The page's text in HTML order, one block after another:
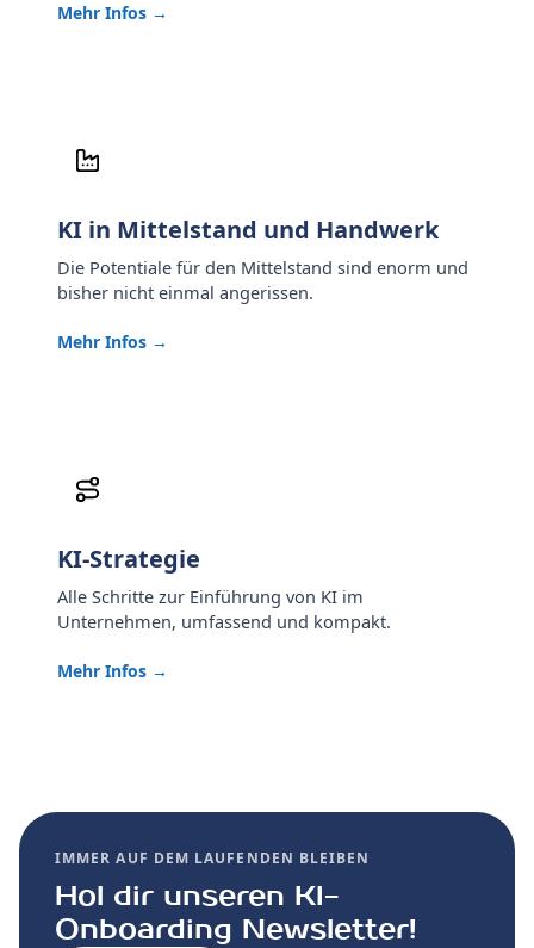
Mehr Infos →
KI in Mittelstand und Handwerk
Die Potentiale für den Mittelstand sind enorm und
bisher nicht einmal angerissen.
Mehr Infos →
KI-Strategie
Alle Schritte zur Einführung von KI im
Unternehmen, umfassend und kompakt.
Mehr Infos →
IMMER AUF DEM LAUFENDEN BLEIBEN
Hol dir unseren KI-
Onboarding Newsletter!